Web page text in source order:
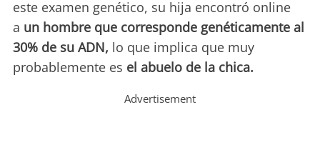
este examen genético, su hija encontró online
a un hombre que corresponde genéticamente al
30% de su ADN, lo que implica que muy
probablemente es el abuelo de la chica.
Advertisement